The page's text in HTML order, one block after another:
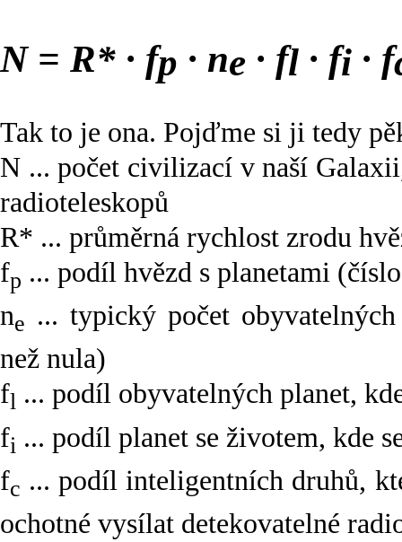
N = R* · fp · ne · fl · fi · f
Tak to je ona. Pojďme si ji tedy
N ... počet civilizací v naší
radioteleskopů
R* ... průměrná rychlost zrodu
fp ... podíl hvězd s planetami
ne ... typický počet
než nula)
fl ... podíl obyvatelných planet,
fi ... podíl planet se životem, kde
fc ... podíl inteligentních druhů,
ochotné vysílat detekovatelné